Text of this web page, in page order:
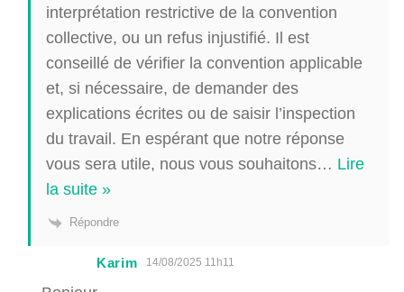
interprétation restrictive de la convention
collective, ou un refus injustifié. Il est
conseillé de vérifier la convention applicable
et, si nécessaire, de demander des
explications écrites ou de saisir l’inspection
du travail. En espérant que notre réponse
vous sera utile, nous vous souhaitons… Lire
la suite »
Répondre
Karim 14/08/2025 11h11